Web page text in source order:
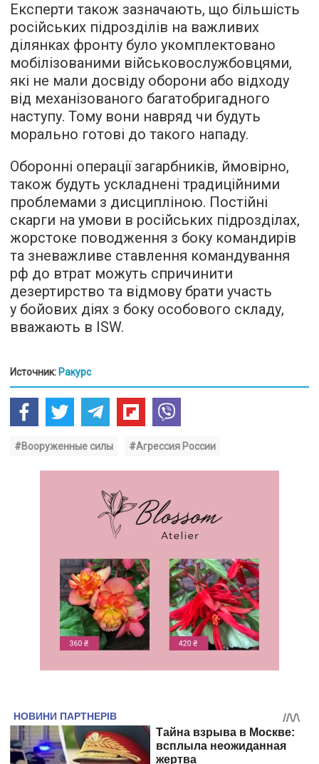
Експерти також зазначають, що більшість
російських підрозділів на важливих
ділянках фронту було укомплектовано
мобілізованими військовослужбовцями,
які не мали досвіду оборони або відходу
від механізованого багатобригадного
наступу. Тому вони навряд чи будуть
морально готові до такого нападу.
Оборонні операції загарбників, ймовірно,
також будуть ускладнені традиційними
проблемами з дисципліною. Постійні
скарги на умови в російських підрозділах,
жорстоке поводження з боку командирів
та зневажливе ставлення командування
рф до втрат можуть спричинити
дезертирство та відмову брати участь
у бойових діях з боку особового складу,
вважають в ISW.
Источник: Ракурс
#Вооруженные силы #Агрессия России